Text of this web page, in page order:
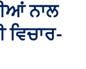
ਦੁਰਾਡੇ
ਚੋਣ
ਨਾਲ
ਵਿਚਾਰ-